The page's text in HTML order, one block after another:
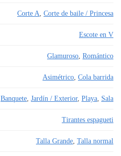
Corte A Corte de baile / Princesa
Escote en V
Glamuroso Romántico
Asimétrico Cola barrida
Banquete Jardín / Exterior, Playa Sala
Tirantes espagueti
Talla Grande Talla normal